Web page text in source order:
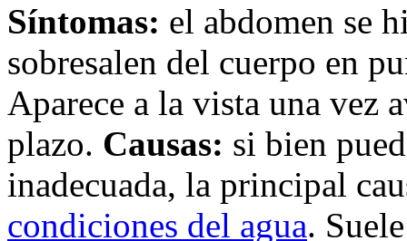
Síntomas: el abdomen se
sobresalen del cuerpo en
Aparece a la vista una vez
plazo. Causas: si bien
inadecuada, la principal
condiciones del agua.